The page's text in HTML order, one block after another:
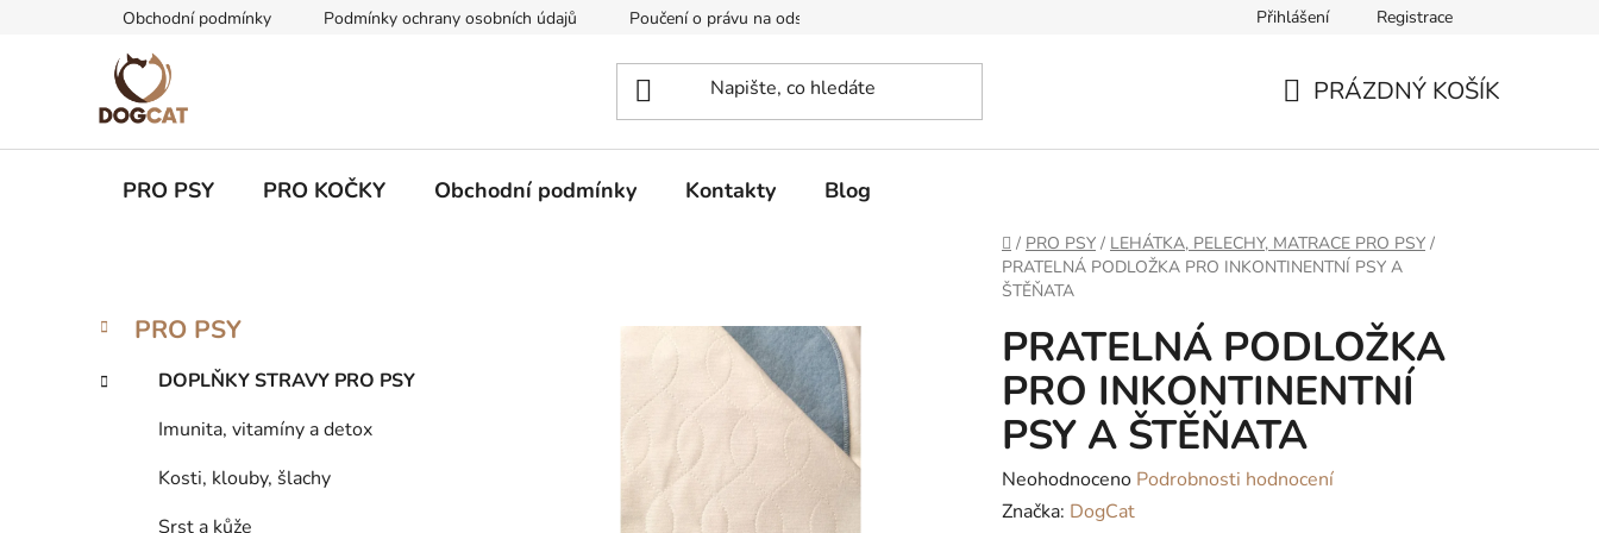
Obchodní podmínky Podmínky ochrany osobních údajů Poučení o právu na odstoupení od smlouvy Formulář pro odstoupení od smlouvyPřihlášení Registrace
PRÁZDNÝ KOŠÍK
PRO PSY PRO KOČKY Obchodní podmínky Kontakty Blog
Domů
/ PRO PSY / LEHÁTKA, PELECHY, MATRACE PRO PSY /
PRATELNÁ PODLOŽKA PRO INKONTINENTNÍ PSY A
ŠTĚŇATA
P
s
Přeskočit
kategorie
K
a
e
PRO PSY
DOPLŇKY STRAVY PRO PSY
Imunita, vitamíny a detox
Kosti, klouby, šlachy
Srst a kůže
PRATELNÁ PODLOŽKA
PRO INKONTINENTNÍ
PSY A ŠTĚŇATA
Průměrné
hodnocení
Neohodnoceno Podrobnosti hodnocení
Značka: DogCat